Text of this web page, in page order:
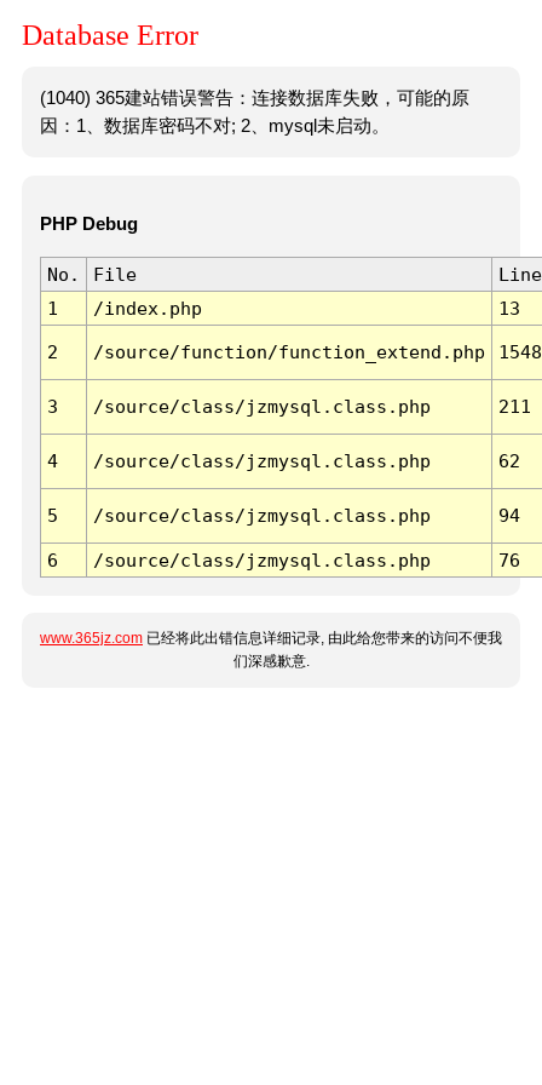
Database Error
(1040) 365建站错误警告：连接数据库失败，可能的原
因：1、数据库密码不对; 2、mysql未启动。
PHP Debug
No. File
Line
1
/index.php 13
2 /source/function/function_extend.php 1548
3 /source/class/jzmysql.class.php 211
4 /source/class/jzmysql.class.php 62
5 /source/class/jzmysql.class.php 94
6 /source/class/jzmysql.class.php 76
www.365jz.com 已经将此出错信息详细记录, 由此给您带来的访问不便我
们深感歉意.